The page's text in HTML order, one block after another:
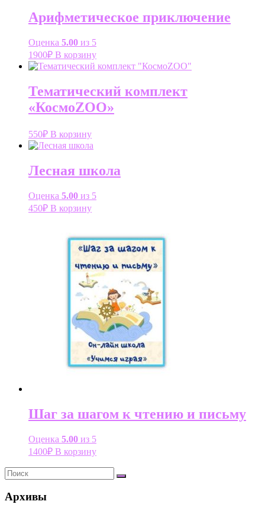
Арифметическое приключение
Оценка 5.00 из 5
1900₽ В корзину
Тематический комплект
«КосмоZOO»
550₽ В корзину
Лесная школа
Оценка 5.00 из 5
450₽ В корзину
Шаг за шагом к чтению и письму
Оценка 5.00 из 5
1400₽ В корзину
Архивы